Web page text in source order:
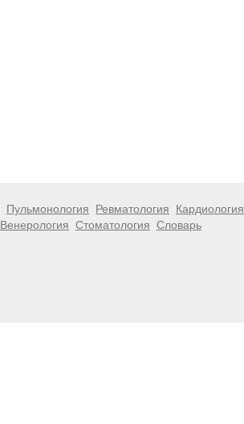
Пульмонология Ревматология Кардиология
Венерология Стоматология Словарь